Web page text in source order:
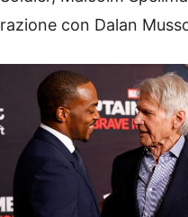
con Dalan